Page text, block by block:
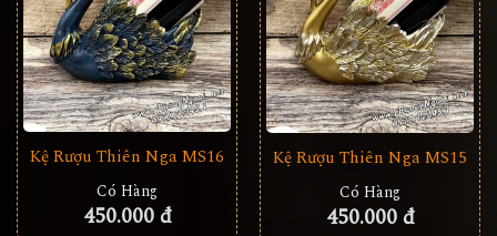
Kệ Rượu Thiên Nga MS16
Có Hàng
450.000 đ
Kệ Rượu Thiên Nga MS15
Có Hàng
450.000 đ